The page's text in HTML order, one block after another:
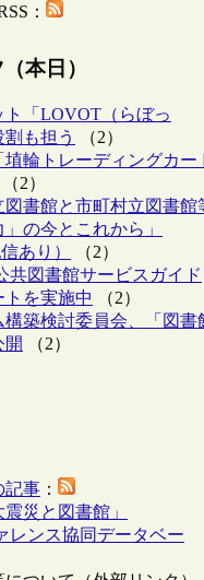
：
本日）
「LOVOT（らぼっ
も担う
（2）
輪トレーディングカー
（2）
書館と市町村立図書館
の今とこれから」
あり）
（2）
共図書館サービスガイド
を実施中
（2）
築検討委員会、「図書
開
（2）
記事 ：
災と図書館」
レンス協同データベー